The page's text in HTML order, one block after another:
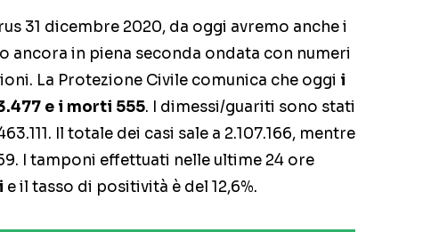
31 dicembre 2020, da oggi avremo anche i
ancora in piena seconda ondata con numeri
La Protezione Civile comunica che oggi i
e i morti 555. I dimessi/guariti sono stati
Il totale dei casi sale a 2.107.166, mentre
I tamponi effettuati nelle ultime 24 ore
e il tasso di positività è del 12,6%.